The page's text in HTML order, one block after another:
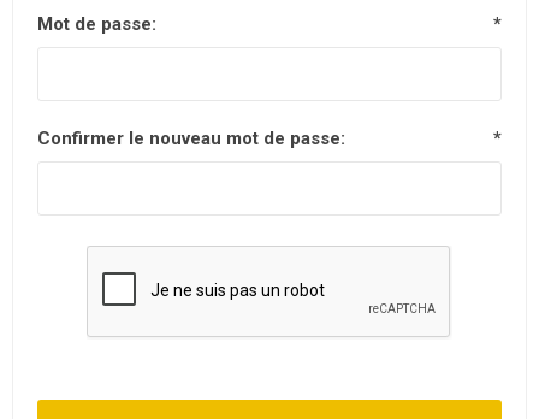
Mot de passe: *
Confirmer le nouveau mot de passe: *